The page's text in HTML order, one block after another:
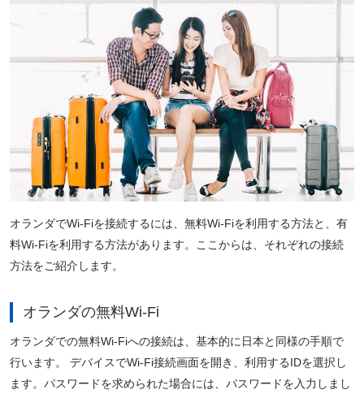
オランダでWi-Fiを接続するには、無料Wi-Fiを利用する方法と、有
料Wi-Fiを利用する方法があります。ここからは、それぞれの接続
方法をご紹介します。
オランダの無料Wi-Fi
オランダでの無料Wi-Fiへの接続は、基本的に日本と同様の手順で
行います。 デバイスでWi-Fi接続画面を開き、利用するIDを選択し
ます。パスワードを求められた場合には、パスワードを入力しまし